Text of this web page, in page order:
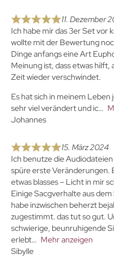
11. Dezember
Ich habe mir das 3er Set vor
wollte mit der Bewertung
Dinge anfangs eine Art
Meinung ist, dass etwas
Zeit wieder verschwindet.
Es hat sich in meinem
sehr viel verändert und ic
Johannes
15. März 2024
Ich benutze die
spüre erste Veränderungen.
etwas blasses – Licht in mir
Einige Sacgverhalte aus
habe inzwischen beherzt
zugestimmt. das tut so gut.
schwierige, beunruhigende
erlebt
Mehr anzeigen
Sibylle